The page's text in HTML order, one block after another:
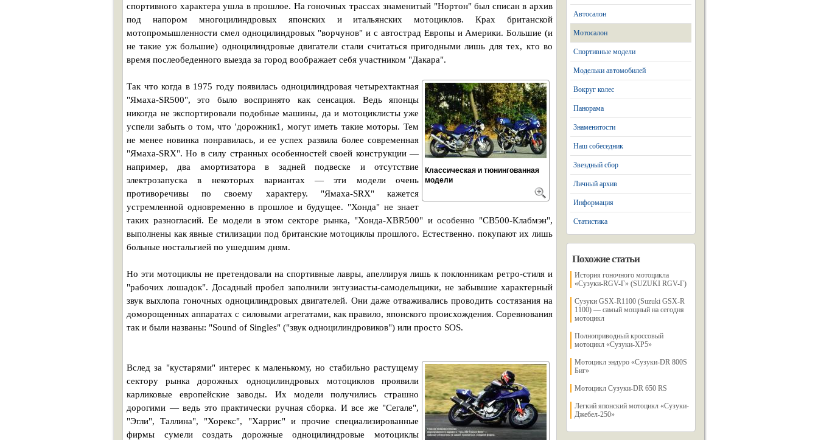
спортивного характера ушла в прошлое. На гоночных трассах знаменитый "Нортон" был списан в архив
под напором многоцилиндровых японских и итальянских мотоциклов. Крах британской
мотопромышленности смел одноцилиндровых "ворчунов" и с автострад Европы и Америки. Большие (и
не такие уж большие) одноцилиндровые двигатели стали считаться пригодными лишь для тех, кто во
время послеобеденного выезда за город воображает себя участником "Дакара".
Классическая и тюнингованная
модели
Так что когда в 1975 году появилась одноцилиндровая четырехтактная
"Ямаха-SR500", это было воспринято как сенсация. Ведь японцы
никогда не экспортировали подобные машины, да и мотоциклисты уже
успели забыть о том, что 'дорожник1, могут иметь такие моторы. Тем
не менее новинка понравилась, и ее успех развила более современная
"Ямаха-SRX". Но в силу странных особенностей своей конструкции —
например, два амортизатора в задней подвеске и отсутствие
электрозапуска в некоторых вариантах — эти модели очень
противоречивы по своему характеру. "Ямаха-SRX" кажется
устремленной одновременно в прошлое и будущее. "Хонда" не знает
таких разногласий. Ее модели в этом секторе рынка, "Хонда-XBR500" и особенно "СВ500-Клабмэн",
выполнены как явные стилизации под британские мотоциклы прошлого. Естественно. покупают их лишь
больные ностальгией по ушедшим дням.
Но эти мотоциклы не претендовали на спортивные лавры, апеллируя лишь к поклонникам ретро-стиля и
"рабочих лошадок". Досадный пробел заполнили энтузиасты-самодельщики, не забывшие характерный
звук выхлопа гоночных одноцилиндровых двигателей. Они даже отваживались проводить состязания на
доморощенных аппаратах с силовыми агрегатами, как правило, японского происхождения. Соревнования
так и были названы: "Sound of Singles" ("звук одноцилиндровиков") или просто SOS.
Вслед за "кустарями" интерес к маленькому, но стабильно растущему
сектору рынка дорожных одноцилиндровых мотоциклов проявили
карликовые европейские заводы. Их модели получились страшно
дорогими — ведь это практически ручная сборка. И все же "Сегале",
"Эгли", Таллина", "Хорекс", "Харрис" и прочие специализированные
фирмы сумели создать дорожные одноцилиндровые мотоциклы
Автосалон
Мотосалон
Спортивные модели
Модельки автомобилей
Вокруг колес
Панорама
Знаменитости
Наш собеседник
Звездный сбор
Личный архив
Информация
Статистика
Похожие статьи
История гоночного мотоцикла
«Сузуки-RGV-Г» (SUZUKI RGV-Г)
Сузуки GSX-R1100 (Suzuki GSX-R
1100) — самый мощный на сегодня
мотоцикл
Полноприводный кроссовый
мотоцикл «Сузуки-ХР5»
Мотоцикл эндуро «Сузуки-DR 800S
Биг»
Мотоцикл Сузуки-DR 650 RS
Легкий японский мотоцикл «Сузуки-
Джебел-250»